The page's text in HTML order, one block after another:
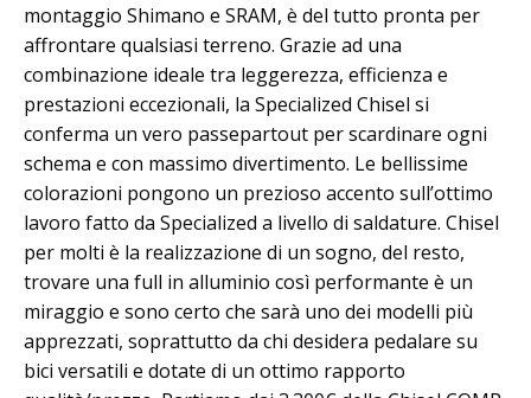
montaggio Shimano e SRAM, è del tutto pronta per
affrontare qualsiasi terreno. Grazie ad una
combinazione ideale tra leggerezza, efficienza e
prestazioni eccezionali, la Specialized Chisel si
conferma un vero passepartout per scardinare ogni
schema e con massimo divertimento. Le bellissime
colorazioni pongono un prezioso accento sull’ottimo
lavoro fatto da Specialized a livello di saldature. Chisel
per molti è la realizzazione di un sogno, del resto,
trovare una full in alluminio così performante è un
miraggio e sono certo che sarà uno dei modelli più
apprezzati, soprattutto da chi desidera pedalare su
bici versatili e dotate di un ottimo rapporto